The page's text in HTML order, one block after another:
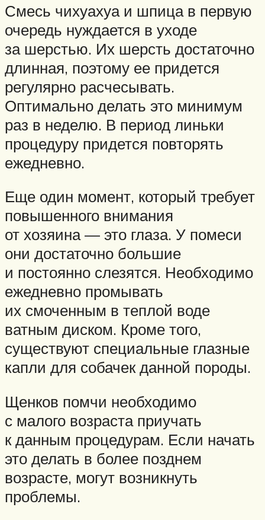
Смесь чихуахуа и шпица в первую
очередь нуждается в уходе
за шерстью. Их шерсть достаточно
длинная, поэтому ее придется
регулярно расчесывать.
Оптимально делать это минимум
раз в неделю. В период линьки
процедуру придется повторять
ежедневно.
Еще один момент, который требует
повышенного внимания
от хозяина — это глаза. У помеси
они достаточно большие
и постоянно слезятся. Необходимо
ежедневно промывать
их смоченным в теплой воде
ватным диском. Кроме того,
существуют специальные глазные
капли для собачек данной породы.
Щенков помчи необходимо
с малого возраста приучать
к данным процедурам. Если начать
это делать в более позднем
возрасте, могут возникнуть
проблемы.